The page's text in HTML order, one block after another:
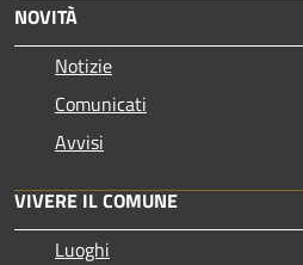
NOVITÀ
Notizie
Comunicati
Avvisi
VIVERE IL COMUNE
Luoghi